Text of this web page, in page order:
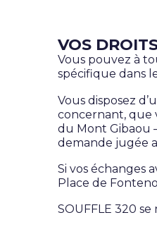
VOS
Vous pouvez à
spécifique dans
Vous disposez
concernant, que
du Mont Gibaou
demande jugée
Si vos échanges
Place de
SOUFFLE 320